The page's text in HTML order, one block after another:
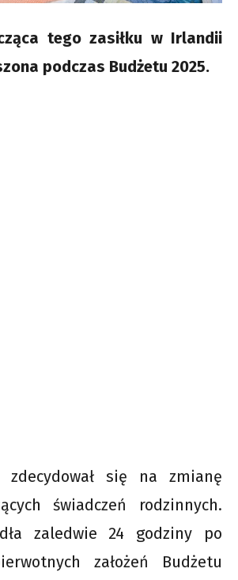
tego zasiłku w Irlandii
podczas Budżetu 2025.
zdecydował się na zmianę
świadczeń rodzinnych.
zaledwie 24 godziny po
założeń Budżetu